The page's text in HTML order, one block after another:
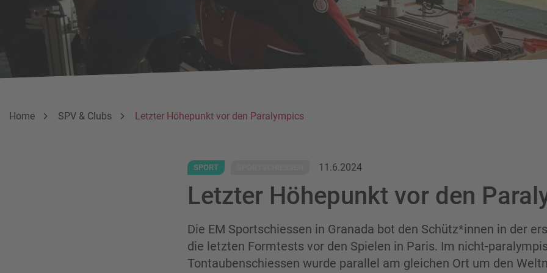
Breadcrumbnavigation
Sie befinden sich hier:
Home SPV & Clubs Letzter Höhepunkt vor den Paralympics
SPORT 11.6.2024
Letzter Höhepunkt vor den
Die EM Sportschiessen in Granada bot den Schütz*innen in der
die letzten Formtests vor den Spielen in Paris. Im nicht-
Tontaubenschiessen wurde parallel am gleichen Ort um den